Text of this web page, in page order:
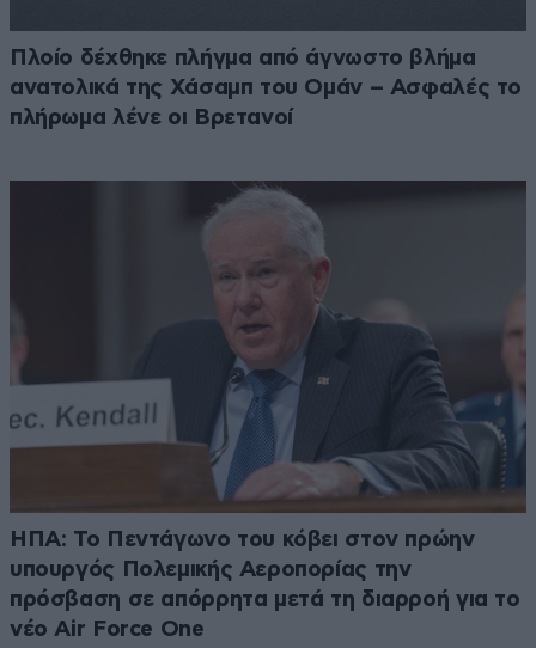
Πλοίο δέχθηκε πλήγμα από άγνωστο βλήμα
ανατολικά της Χάσαμπ του Ομάν – Ασφαλές το
πλήρωμα λένε οι Βρετανοί
ΗΠΑ: Το Πεντάγωνο του κόβει στον πρώην
υπουργός Πολεμικής Αεροπορίας την
πρόσβαση σε απόρρητα μετά τη διαρροή για το
νέο Air Force One